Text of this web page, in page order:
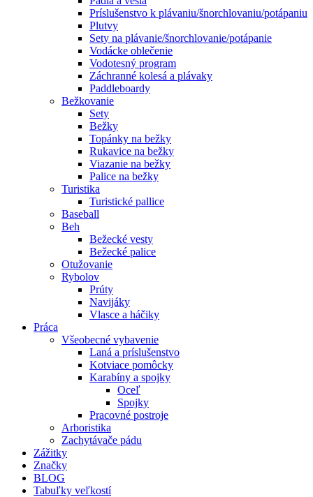
Príslušenstvo k plávaniu/šnorchlovaniu/potápaniu
Plutvy
Sety na plávanie/šnorchlovanie/potápanie
Vodácke oblečenie
Vodotesný program
Záchranné kolesá a plávaky
Paddleboardy
Bežkovanie
Sety
Bežky
Topánky na bežky
Rukavice na bežky
Viazanie na bežky
Palice na bežky
Turistika
Turistické pallice
Baseball
Beh
Bežecké vesty
Bežecké palice
Otužovanie
Rybolov
Prúty
Navijáky
Vlasce a háčiky
Práca
Všeobecné vybavenie
Laná a príslušenstvo
Kotviace pomôcky
Karabíny a spojky
Oceľ
Spojky
Pracovné postroje
Arboristika
Zachytávače pádu
Zážitky
Značky
BLOG
Tabuľky veľkostí